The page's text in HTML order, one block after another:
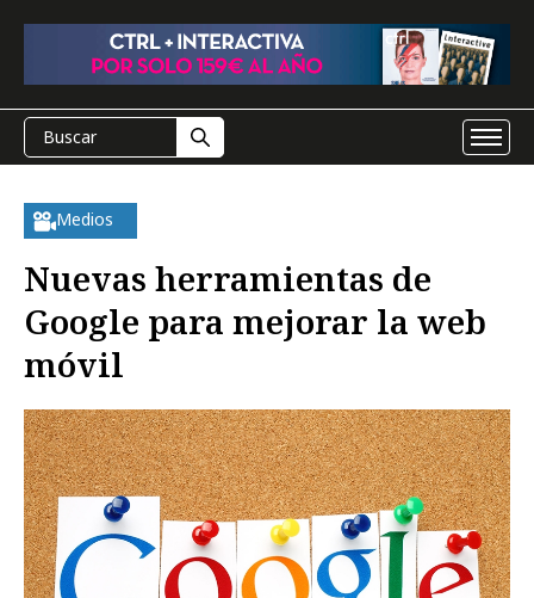
Medios
Nuevas herramientas de
Google para mejorar la web
móvil